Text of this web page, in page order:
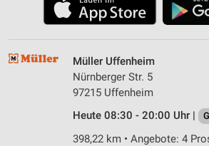
Müller Uffenheim
Nürnberger Str. 5
97215 Uffenheim
Heute 08:30 - 20:00 Uhr |
398,22 km • Angebote: 4